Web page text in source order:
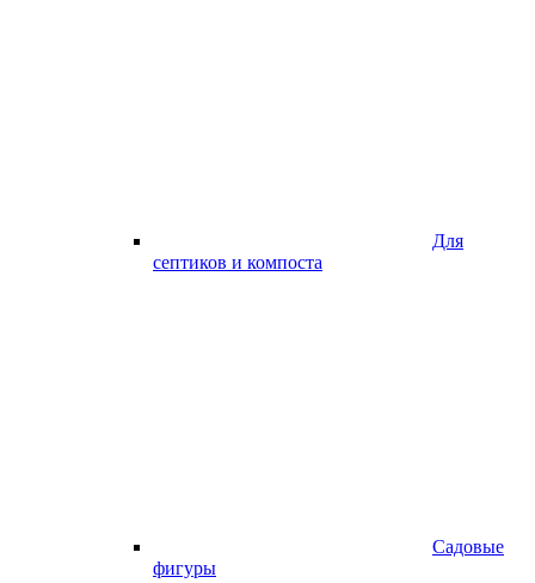
Для
септиков и компоста
Садовые
фигуры